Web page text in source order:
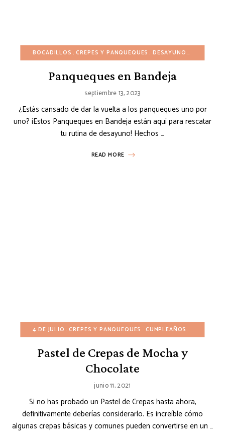
BOCADILLOS CREPES Y PANQUEQUES DESAYUNO
Panqueques en Bandeja
septiembre 13, 2023
¿Estás cansado de dar la vuelta a los panqueques uno por
uno? ¡Estos Panqueques en Bandeja están aquí para rescatar
tu rutina de desayuno! Hechos …
READ MORE
4 DE JULIO CREPES Y PANQUEQUES CUMPLEAÑOS
Pastel de Crepas de Mocha y
Chocolate
junio 11, 2021
Si no has probado un Pastel de Crepas hasta ahora,
definitivamente deberías considerarlo. Es increíble cómo
algunas crepas básicas y comunes pueden convertirse en un …